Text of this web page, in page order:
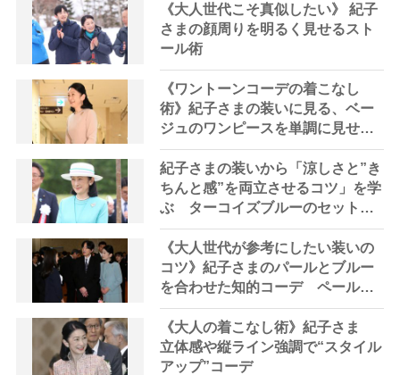
《大人世代こそ真似したい》 紀子
さまの顔周りを明るく見せるスト
ール術
《ワントーンコーデの着こなし
術》紀子さまの装いに見る、ベー
ジュのワンピースを単調に見せな
い工夫
紀子さまの装いから「涼しさと”き
ちんと感”を両立させるコツ」を学
ぶ ターコイズブルーのセットア
ップで初夏に映える“上品な抜け
感”
《大人世代が参考にしたい装いの
コツ》紀子さまのパールとブルー
を合わせた知的コーデ ペールカ
ラーは肌を明るく見せるのに最
適
《大人の着こなし術》紀子さま
立体感や縦ライン強調で“スタイル
アップ”コーデ